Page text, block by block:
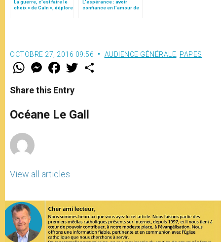
La guerre, c’est faire le
choix « de Caïn », déplore
L‘espérance : avoir
confiance en l’amour de
OCTOBRE 27, 2016 09:56 AUDIENCE GÉNÉRALE, PAPES
W
t
s
p
p
M
e
s
e
g
e
F
a
e
b
o
k
w
r
Share this Entry
Océane Le Gall
View all articles